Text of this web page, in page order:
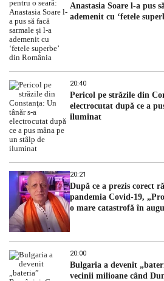
Anastasia Soare l-a pus
ademenit cu ‘fetele
20:40
Pericol pe străzile din
electrocutat după ce a
iluminat
20:21
După ce a prezis corect
pandemia Covid-19,
o mare catastrofă în
20:00
Bulgaria a devenit
vecinii milioane când